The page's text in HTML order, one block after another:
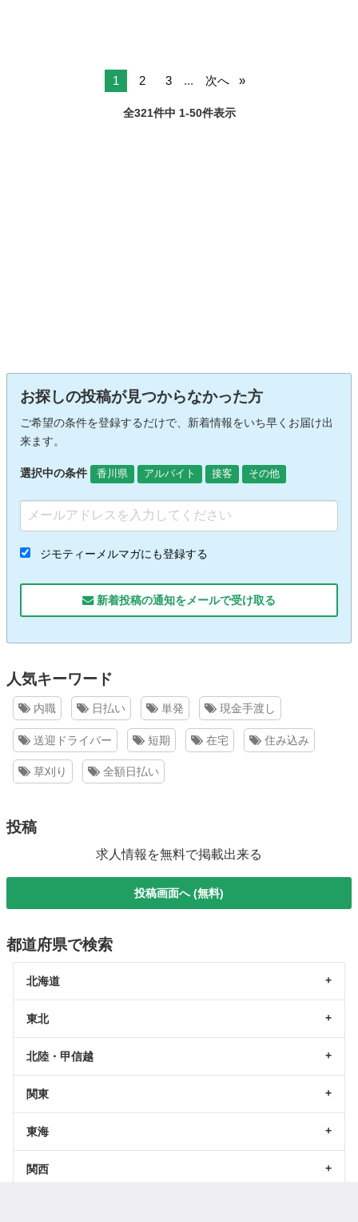
1 2 3 ... 次へ
全321件中 1-50件表示
お探しの投稿が見つからなかった方
ご希望の条件を登録するだけで、新着情報をいち早くお届け出
来ます。
選択中の条件 香川県 アルバイト 接客 その他
ジモティーメルマガにも登録する
新着投稿の通知をメールで受け取る
人気キーワード
内職 日払い 単発 現金手渡し
送迎ドライバー 短期 在宅 住み込み
草刈り 全額日払い
投稿
求人情報を無料で掲載出来る
投稿画面へ (無料)
都道府県で検索
北海道
東北
北陸・甲信越
関東
東海
関西